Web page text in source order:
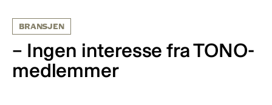
BRANSJEN
– Ingen interesse fra TONO-
medlemmer